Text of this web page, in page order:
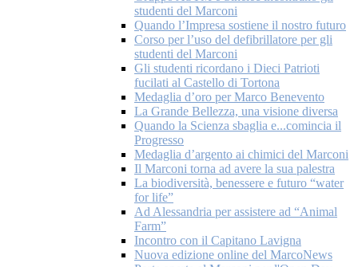
studenti del Marconi
Quando l’Impresa sostiene il nostro futuro
Corso per l’uso del defibrillatore per gli
studenti del Marconi
Gli studenti ricordano i Dieci Patrioti
fucilati al Castello di Tortona
Medaglia d’oro per Marco Benevento
La Grande Bellezza, una visione diversa
Quando la Scienza sbaglia e...comincia il
Progresso
Medaglia d’argento ai chimici del Marconi
Il Marconi torna ad avere la sua palestra
La biodiversità, benessere e futuro “water
for life”
Ad Alessandria per assistere ad “Animal
Farm”
Incontro con il Capitano Lavigna
Nuova edizione online del MarcoNews